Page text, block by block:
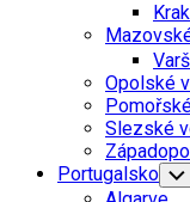
Opolské
Slezské
Portugalsko